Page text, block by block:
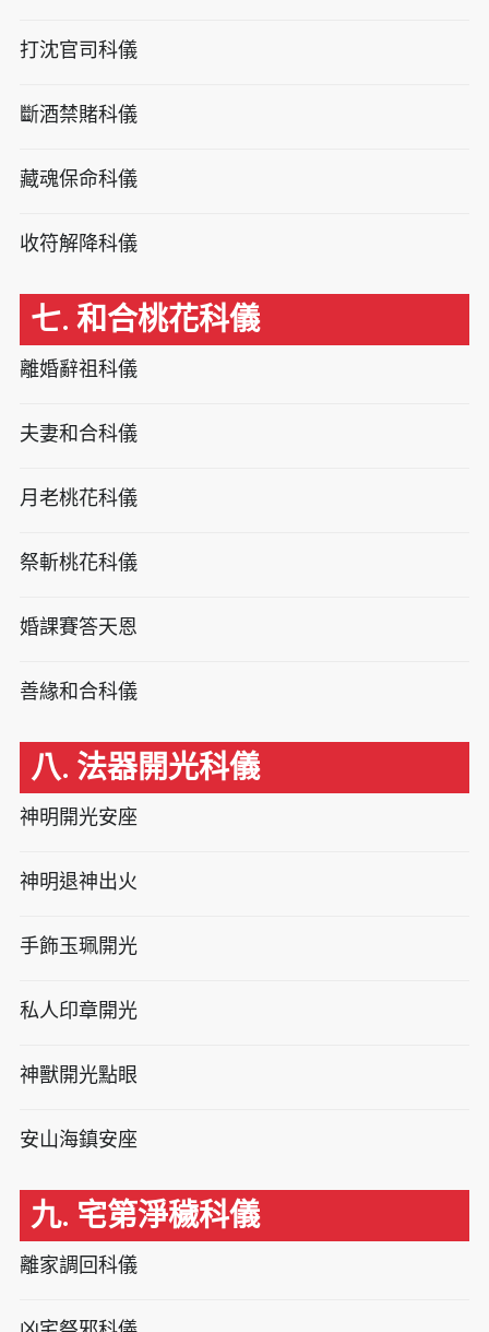
打沈官司科儀
斷酒禁賭科儀
藏魂保命科儀
收符解降科儀
七. 和合桃花科儀
離婚辭祖科儀
夫妻和合科儀
月老桃花科儀
祭斬桃花科儀
婚課賽答天恩
善緣和合科儀
八. 法器開光科儀
神明開光安座
神明退神出火
手飾玉珮開光
私人印章開光
神獸開光點眼
安山海鎮安座
九. 宅第淨穢科儀
離家調回科儀